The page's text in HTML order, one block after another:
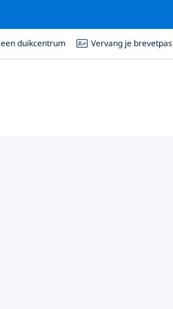
duikcentrum Vervang je brevetpas